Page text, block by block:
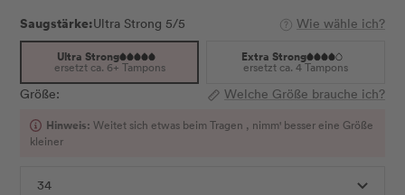
Saugstärke:Ultra Strong 5/5 Wie wähle ich?
Extra Strong
ersetzt ca. 4 Tampons
Ultra Strong
ersetzt ca. 6+ Tampons
Größe:
Welche Größe brauche ich?
Hinweis: Weitet sich etwas beim Tragen , nimm' besser eine Größe
kleiner
34